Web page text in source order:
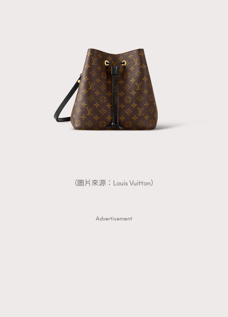
（圖片來源：Louis Vuitton）
Advertisement